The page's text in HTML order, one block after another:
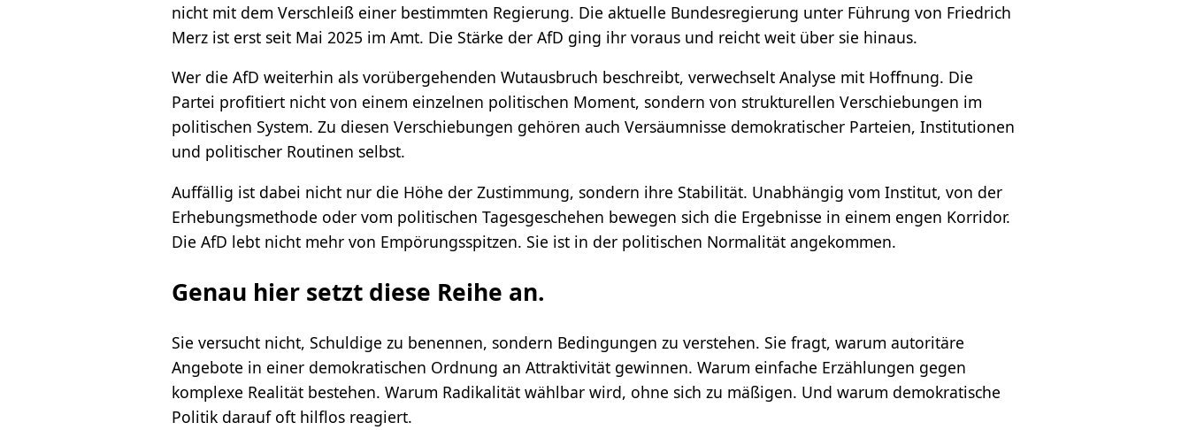
nicht mit dem Verschleiß einer bestimmten Regierung. Die aktuelle Bundesregierung unter Führung von Friedrich
Merz ist erst seit Mai 2025 im Amt. Die Stärke der AfD ging ihr voraus und reicht weit über sie hinaus.
Wer die AfD weiterhin als vorübergehenden Wutausbruch beschreibt, verwechselt Analyse mit Hoffnung. Die
Partei profitiert nicht von einem einzelnen politischen Moment, sondern von strukturellen Verschiebungen im
politischen System. Zu diesen Verschiebungen gehören auch Versäumnisse demokratischer Parteien, Institutionen
und politischer Routinen selbst.
Auffällig ist dabei nicht nur die Höhe der Zustimmung, sondern ihre Stabilität. Unabhängig vom Institut, von der
Erhebungsmethode oder vom politischen Tagesgeschehen bewegen sich die Ergebnisse in einem engen Korridor.
Die AfD lebt nicht mehr von Empörungsspitzen. Sie ist in der politischen Normalität angekommen.
Genau hier setzt diese Reihe an.
Sie versucht nicht, Schuldige zu benennen, sondern Bedingungen zu verstehen. Sie fragt, warum autoritäre
Angebote in einer demokratischen Ordnung an Attraktivität gewinnen. Warum einfache Erzählungen gegen
komplexe Realität bestehen. Warum Radikalität wählbar wird, ohne sich zu mäßigen. Und warum demokratische
Politik darauf oft hilflos reagiert.